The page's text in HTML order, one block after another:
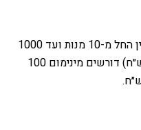
החל מ-10 מנות ועד 1000
מנות. תפריטי הפרימיום (170 ו-300 ש״ח) דורשים מינימום 100